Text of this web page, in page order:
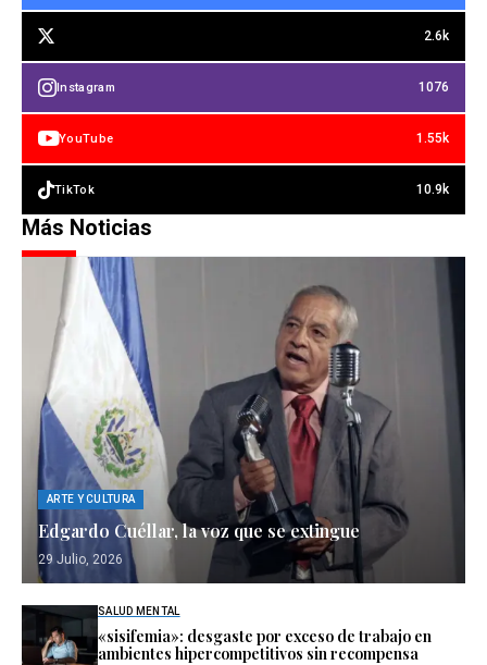
2.6k
Instagram 1076
YouTube 1.55k
TikTok 10.9k
Más Noticias
ARTE Y CULTURA
Edgardo Cuéllar, la voz que se extingue
29 Julio, 2026
SALUD MENTAL
«sisifemia»: desgaste por exceso de trabajo en
ambientes hipercompetitivos sin recompensa